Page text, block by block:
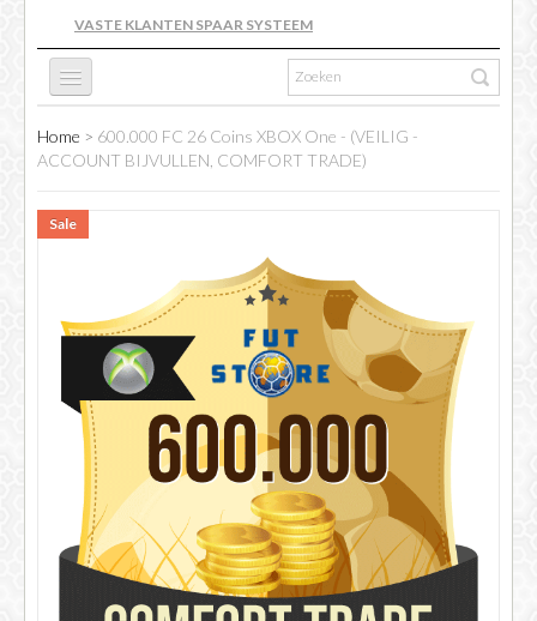
VASTE KLANTEN SPAAR SYSTEEM
FC 26
FIFA BOOSTING
COINS VERKOPEN
INFO
FIFA 14 - 25
Home > 600.000 FC 26 Coins XBOX One - (VEILIG -
ACCOUNT BIJVULLEN, COMFORT TRADE)
Sale